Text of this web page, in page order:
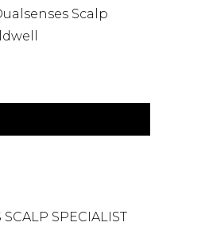
Scalp
SCALP SPECIALIST